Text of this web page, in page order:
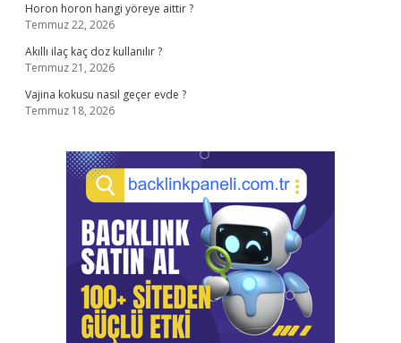
Horon horon hangi yöreye aittir ?
Temmuz 22, 2026
Akıllı ilaç kaç doz kullanılır ?
Temmuz 21, 2026
Vajina kokusu nasıl geçer evde ?
Temmuz 18, 2026